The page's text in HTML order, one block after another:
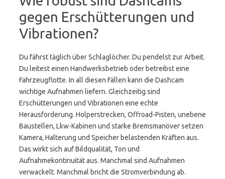
gegen Erschütterungen und
Vibrationen?
Du fährst täglich über Schlaglöcher. Du pendelst zur Arbeit.
Du leitest einen Handwerksbetrieb oder betreibst eine
Fahrzeugflotte. In all diesen Fällen kann die Dashcam
wichtige Aufnahmen liefern. Gleichzeitig sind
Erschütterungen und Vibrationen eine echte
Herausforderung. Holperstrecken, Offroad-Pisten, unebene
Baustellen, Lkw-Kabinen und starke Bremsmanöver setzen
Kamera, Halterung und Speicher belastenden Kräften aus.
Das wirkt sich auf Bildqualität, Ton und
Aufnahmekontinuität aus. Manchmal sind Aufnahmen
verwackelt. Manchmal bricht die Stromverbindung ab.